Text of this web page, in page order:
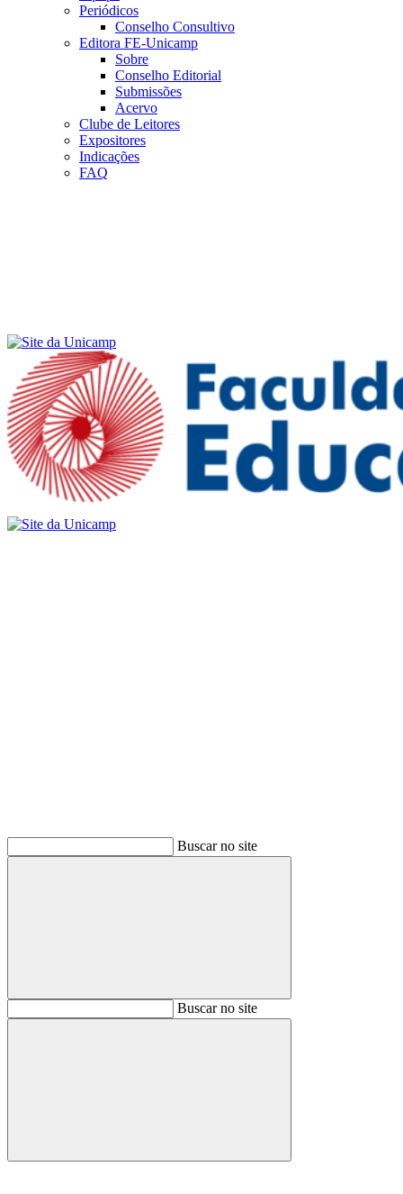
Periódicos
Conselho Consultivo
Editora FE-Unicamp
Sobre
Conselho Editorial
Submissões
Acervo
Clube de Leitores
Expositores
Indicações
FAQ
Buscar no site
BuscarBuscar no site
Buscar